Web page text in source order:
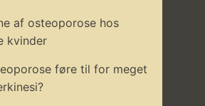
af osteoporose hos
kvinder
føre til for meget